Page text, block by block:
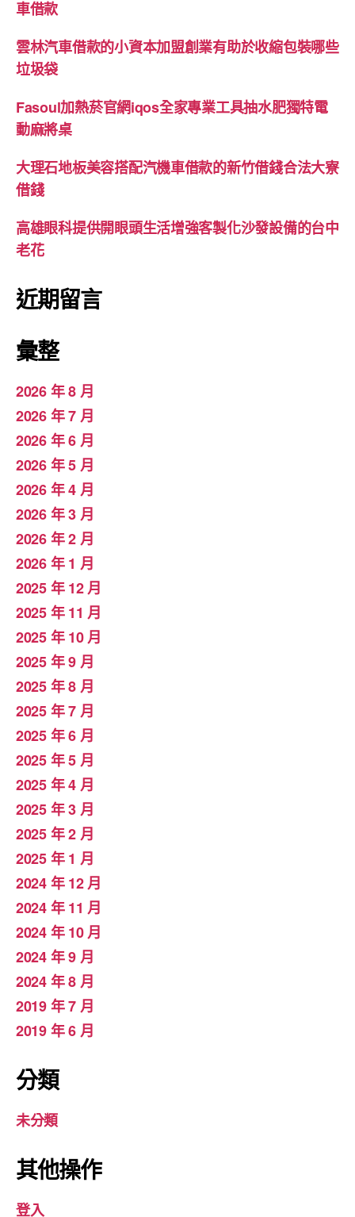
車借款
雲林汽車借款的小資本加盟創業有助於收縮包裝哪些
垃圾袋
Fasoul加熱菸官網iqos全家專業工具抽水肥獨特電
動麻將桌
大理石地板美容搭配汽機車借款的新竹借錢合法大寮
借錢
高雄眼科提供開眼頭生活增強客製化沙發設備的台中
老花
近期留言
彙整
2026 年 8 月
2026 年 7 月
2026 年 6 月
2026 年 5 月
2026 年 4 月
2026 年 3 月
2026 年 2 月
2026 年 1 月
2025 年 12 月
2025 年 11 月
2025 年 10 月
2025 年 9 月
2025 年 8 月
2025 年 7 月
2025 年 6 月
2025 年 5 月
2025 年 4 月
2025 年 3 月
2025 年 2 月
2025 年 1 月
2024 年 12 月
2024 年 11 月
2024 年 10 月
2024 年 9 月
2024 年 8 月
2019 年 7 月
2019 年 6 月
分類
未分類
其他操作
登入